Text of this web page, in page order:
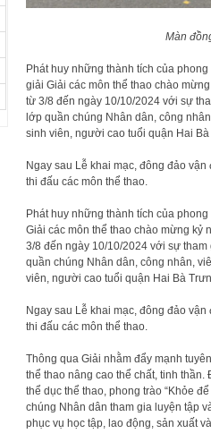
Màn
Phát huy những thành tích của
giải Giải các môn thể thao chào
từ 3/8 đến ngày 10/10/2024 với sự
lớp quần chúng Nhân dân, công
sinh viên, người cao tuổi quận Hai
Ngay sau Lễ khai mạc, đông đảo
thi đấu các môn thể thao.
Phát huy những thành tích của
Giải các môn thể thao chào mừng kỷ
3/8 đến ngày 10/10/2024 với sự
quần chúng Nhân dân, công nhân,
viên, người cao tuổi quận Hai Bà
Ngay sau Lễ khai mạc, đông đảo
thi đấu các môn thể thao.
Thông qua Giải nhằm đẩy mạnh
thể thao nâng cao thể chất, tinh
thể dục thể thao, phong trào “Khỏe
chúng Nhân dân tham gia luyện tập
phục vụ học tập, lao động, sản xuất